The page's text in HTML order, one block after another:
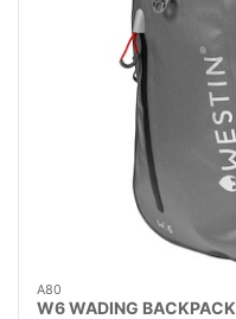
A80
W6 WADING BACKPACK